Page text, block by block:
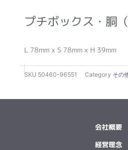
プチボックス・胴（
L 78mm x S 78mm x H 39mm
SKU 50460-96551 Category その
会社概要
経営理念